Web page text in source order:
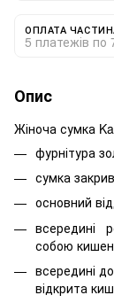
ОПЛАТА
5 платежів по
Опис
Жіноча сумка
фурнітура
сумка
основний
всередині
собою
всередині
відкрита